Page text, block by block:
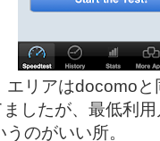
エリアはdocomoと
したが、最低利